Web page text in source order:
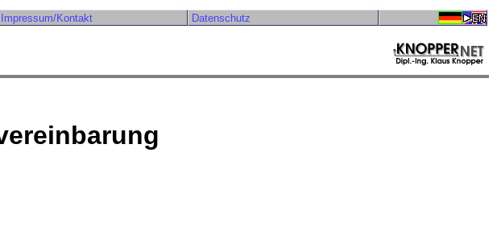
Impressum/Kontakt Datenschutz